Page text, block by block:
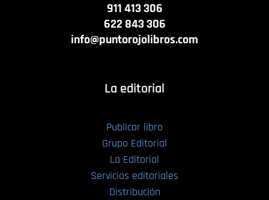
911 413 306
622 843 306
info@puntorojolibros.com
La editorial
Publicar libro
Grupo Editorial
La Editorial
Servicios editoriales
Distribución